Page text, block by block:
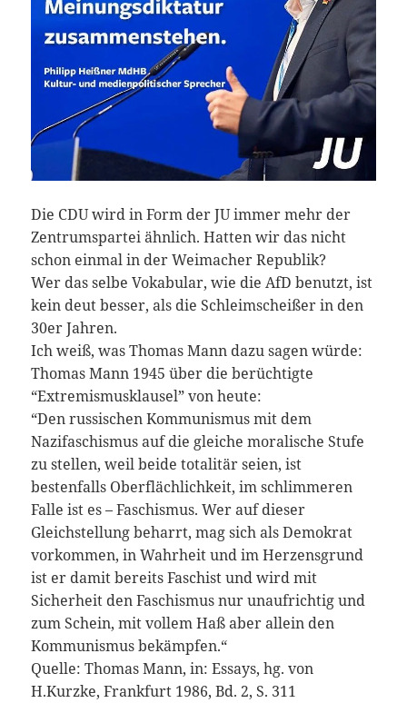
Die CDU wird in Form der JU immer mehr der
Zentrumspartei ähnlich. Hatten wir das nicht
schon einmal in der Weimacher Republik?
Wer das selbe Vokabular, wie die AfD benutzt, ist
kein deut besser, als die Schleimscheißer in den
30er Jahren.
Ich weiß, was Thomas Mann dazu sagen würde:
Thomas Mann 1945 über die berüchtigte
“Extremismusklausel” von heute:
“Den russischen Kommunismus mit dem
Nazifaschismus auf die gleiche moralische Stufe
zu stellen, weil beide totalitär seien, ist
bestenfalls Oberflächlichkeit, im schlimmeren
Falle ist es – Faschismus. Wer auf dieser
Gleichstellung beharrt, mag sich als Demokrat
vorkommen, in Wahrheit und im Herzensgrund
ist er damit bereits Faschist und wird mit
Sicherheit den Faschismus nur unaufrichtig und
zum Schein, mit vollem Haß aber allein den
Kommunismus bekämpfen.“
Quelle: Thomas Mann, in: Essays, hg. von
H.Kurzke, Frankfurt 1986, Bd. 2, S. 311